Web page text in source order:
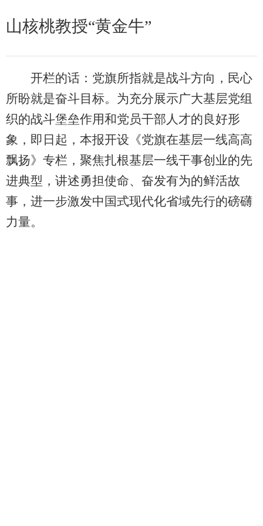
山核桃教授“黄金牛”
开栏的话：党旗所指就是战斗方向，民心
所盼就是奋斗目标。为充分展示广大基层党组
织的战斗堡垒作用和党员干部人才的良好形
象，即日起，本报开设《党旗在基层一线高高
飘扬》专栏，聚焦扎根基层一线干事创业的先
进典型，讲述勇担使命、奋发有为的鲜活故
事，进一步激发中国式现代化省域先行的磅礴
力量。